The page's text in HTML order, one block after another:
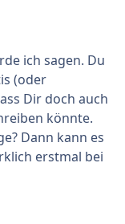
ich sagen. Du
(oder
Dir doch auch
könnte.
Dann kann es
erstmal bei